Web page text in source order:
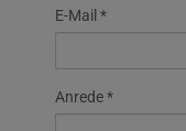
E-Mail
Anrede